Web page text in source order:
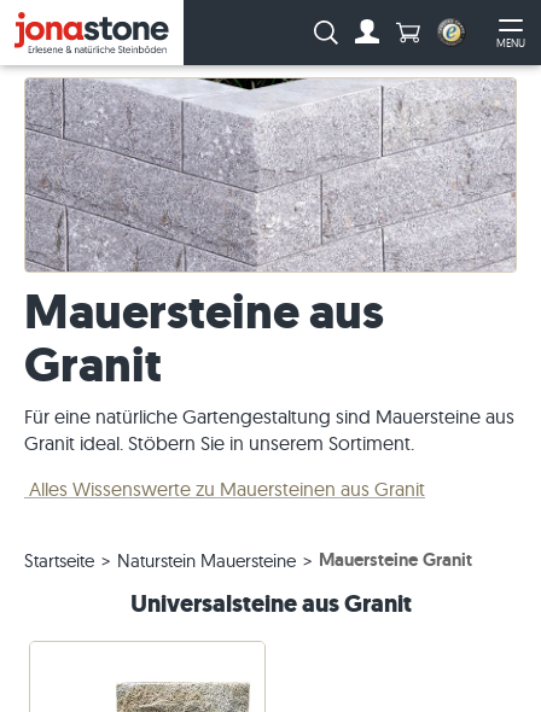
MENU
Suche: Anzahl
Mauersteine aus
Granit
Für eine natürliche Gartengestaltung sind Mauersteine aus
Granit ideal. Stöbern Sie in unserem Sortiment.
Alles Wissenswerte zu Mauersteinen aus Granit
Startseite Naturstein Mauersteine Mauersteine Granit
Universalsteine aus Granit